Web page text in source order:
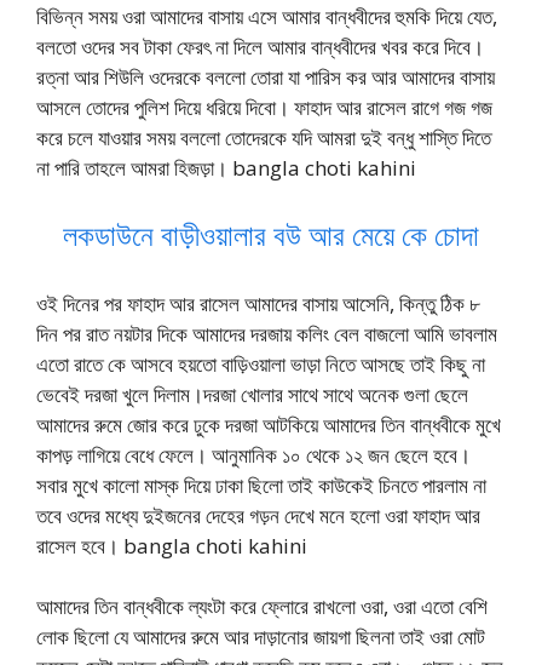
বিভিন্ন সময় ওরা আমাদের বাসায় এসে আমার বান্ধবীদের হুমকি দিয়ে যেত,
বলতো ওদের সব টাকা ফেরৎ না দিলে আমার বান্ধবীদের খবর করে দিবে।
রত্না আর শিউলি ওদেরকে বললো তোরা যা পারিস কর আর আমাদের বাসায়
আসলে তোদের পুলিশ দিয়ে ধরিয়ে দিবো। ফাহাদ আর রাসেল রাগে গজ গজ
করে চলে যাওয়ার সময় বললো তোদেরকে যদি আমরা দুই বন্ধু শাস্তি দিতে
না পারি তাহলে আমরা হিজড়া। bangla choti kahini
লকডাউনে বাড়ীওয়ালার বউ আর মেয়ে কে চোদা
ওই দিনের পর ফাহাদ আর রাসেল আমাদের বাসায় আসেনি, কিন্তু ঠিক ৮
দিন পর রাত নয়টার দিকে আমাদের দরজায় কলিং বেল বাজলো আমি ভাবলাম
এতো রাতে কে আসবে হয়তো বাড়িওয়ালা ভাড়া নিতে আসছে তাই কিছু না
ভেবেই দরজা খুলে দিলাম।দরজা খোলার সাথে সাথে অনেক গুলা ছেলে
আমাদের রুমে জোর করে ঢুকে দরজা আটকিয়ে আমাদের তিন বান্ধবীকে মুখে
কাপড় লাগিয়ে বেধে ফেলে। আনুমানিক ১০ থেকে ১২ জন ছেলে হবে।
সবার মুখে কালো মাস্ক দিয়ে ঢাকা ছিলো তাই কাউকেই চিনতে পারলাম না
তবে ওদের মধ্যে দুইজনের দেহের গড়ন দেখে মনে হলো ওরা ফাহাদ আর
রাসেল হবে। bangla choti kahini
আমাদের তিন বান্ধবীকে ল্যংটা করে ফ্লোরে রাখলো ওরা, ওরা এতো বেশি
লোক ছিলো যে আমাদের রুমে আর দাড়ানোর জায়গা ছিলনা তাই ওরা মোট